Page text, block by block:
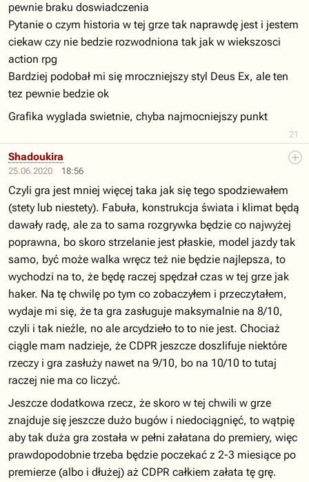
21
pewnie braku doswiadczenia
Pytanie o czym historia w tej grze tak naprawdę jest i jestem
ciekaw czy nie bedzie rozwodniona tak jak w wiekszosci
action rpg
Bardziej podobał mi się mroczniejszy styl Deus Ex, ale ten
tez pewnie bedzie ok
Grafika wyglada swietnie, chyba najmocniejszy punkt
25.06.2020 18:56
Shadoukira
Czyli gra jest mniej więcej taka jak się tego spodziewałem
(stety lub niestety). Fabuła, konstrukcja świata i klimat będą
dawały radę, ale za to sama rozgrywka będzie co najwyżej
poprawna, bo skoro strzelanie jest płaskie, model jazdy tak
samo, być może walka wręcz też nie będzie najlepsza, to
wychodzi na to, że będę raczej spędzał czas w tej grze jak
haker. Na tę chwilę po tym co zobaczyłem i przeczytałem,
wydaje mi się, że ta gra zasługuje maksymalnie na 8/10,
czyli i tak nieźle, no ale arcydzieło to to nie jest. Chociaż
ciągle mam nadzieje, że CDPR jeszcze doszlifuje niektóre
rzeczy i gra zasłuży nawet na 9/10, bo na 10/10 to tutaj
raczej nie ma co liczyć.
Jeszcze dodatkowa rzecz, że skoro w tej chwili w grze
znajduje się jeszcze dużo bugów i niedociągnięć, to wątpię
aby tak duża gra została w pełni załatana do premiery, więc
prawdopodobnie trzeba będzie poczekać z 2-3 miesiące po
premierze (albo i dłużej) aż CDPR całkiem załata tę grę.